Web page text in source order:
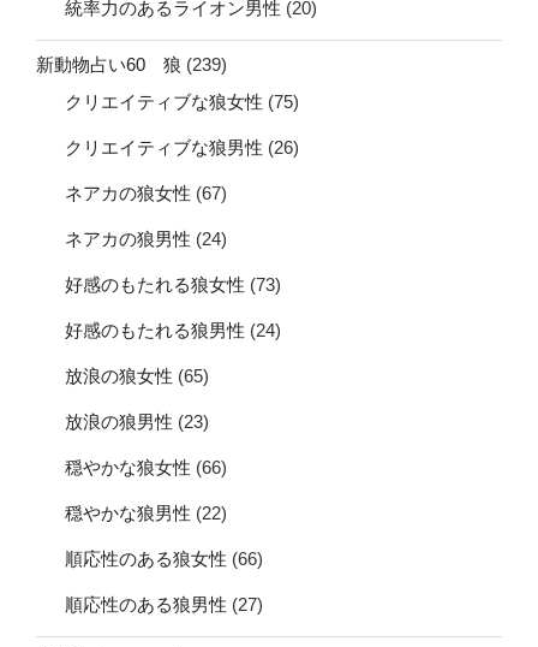
統率力のあるライオン男性 (20)
新動物占い60 狼 (239)
クリエイティブな狼女性 (75)
クリエイティブな狼男性 (26)
ネアカの狼女性 (67)
ネアカの狼男性 (24)
好感のもたれる狼女性 (73)
好感のもたれる狼男性 (24)
放浪の狼女性 (65)
放浪の狼男性 (23)
穏やかな狼女性 (66)
穏やかな狼男性 (22)
順応性のある狼女性 (66)
順応性のある狼男性 (27)